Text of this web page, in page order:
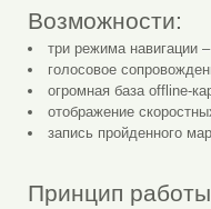
Возможности:
три режима навигации
голосовое
огромная база offline-
отображение
запись пройденного
Принцип